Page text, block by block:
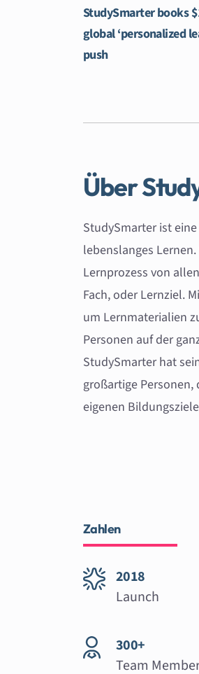
StudySmarter books
global ‘personalized
push
Über
StudySmarter ist
lebenslanges
Lernprozess von
Fach, oder Lernziel.
um Lernmaterialien
Personen auf der
StudySmarter hat
großartige Personen,
eigenen
Zahlen
2018
Launch
300+
Team